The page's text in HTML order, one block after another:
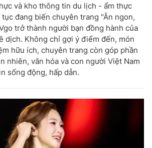
và kho thông tin du lịch - ẩm thực
đang biến chuyên trang "Ăn ngon,
trở thành người bạn đồng hành của
dịch. Không chỉ gợi ý điểm đến, món
hữu ích, chuyên trang còn góp phần
nhiên, văn hóa và con người Việt Nam
sống động, hấp dẫn.